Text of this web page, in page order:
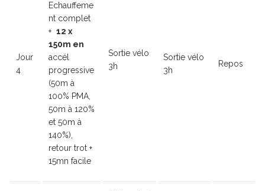
Jour
4
Echauffeme
nt complet
+ 12 x
150m en
accél
progressive
(50m à
100% PMA,
50m à 120%
et 50m à
140%),
retour trot +
15mn facile
Sortie vélo
3h
Sortie vélo
3h
Repos